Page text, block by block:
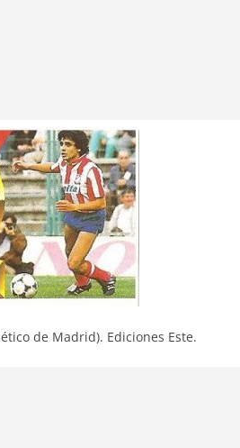
de Madrid). Ediciones Este.